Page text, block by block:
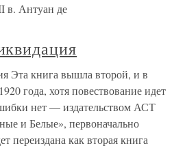
в. Антуан де
Эта книга вышла второй, и в
года, хотя повествование идет
нет — издательством АСТ
и Белые», первоначально
переиздана как вторая книга